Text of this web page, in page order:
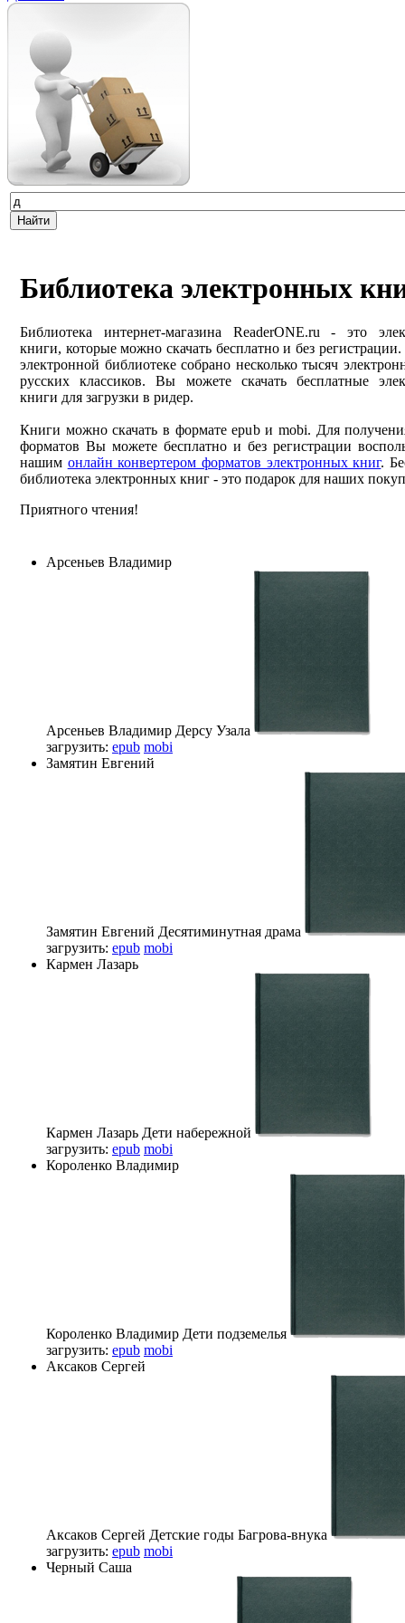
Библиотека электронных
Библиотека интернет-магазина ReaderONE.ru - это
книги, которые можно скачать бесплатно и без
электронной библиотеке собрано несколько тысяч
русских классиков. Вы можете скачать бесплатные
книги для загрузки в ридер.
Книги можно скачать в формате epub и mobi. Для
форматов Вы можете бесплатно и без регистрации
нашим онлайн конвертером форматов электронных книг.
библиотека электронных книг - это подарок для наших
Приятного чтения!
Арсеньев Владимир
Арсеньев Владимир Дерсу Узала
загрузить: epub mobi
Замятин Евгений
Замятин Евгений Десятиминутная драма
загрузить: epub mobi
Кармен Лазарь
Кармен Лазарь Дети набережной
загрузить: epub mobi
Короленко Владимир
Короленко Владимир Дети подземелья
загрузить: epub mobi
Аксаков Сергей
Аксаков Сергей Детские годы Багрова-внука
загрузить: epub mobi
Черный Саша